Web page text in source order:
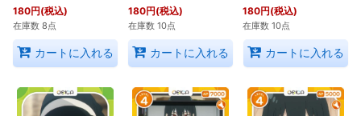
180円(税込)
在庫数 8点
カートに入れる
180円(税込)
在庫数 10点
カートに入れる
180円(税込)
在庫数 10点
カートに入れる